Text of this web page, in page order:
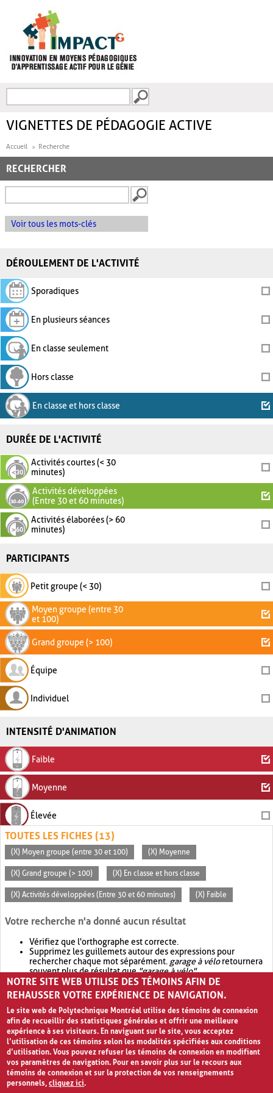
FORMULAIRE DE
VIGNETTES DE PÉDAGOGIE ACTIVE
Accueil Recherche
RECHERCHER
Voir tous les mots-clés
DÉROULEMENT DE L'ACTIVITÉ
Sporadiques
En plusieurs séances
En classe seulement
Hors classe
En classe et hors classe
DURÉE DE L'ACTIVITÉ
Activités courtes (< 30
minutes)
Activités développées
(Entre 30 et 60 minutes)
Activités élaborées (> 60
minutes)
PARTICIPANTS
Petit groupe (< 30)
Moyen groupe (entre 30
et 100)
Grand groupe (> 100)
Équipe
Individuel
INTENSITÉ D'ANIMATION
Faible
Moyenne
Élevée
TOUTES LES FICHES (13)
(X) Moyen groupe (entre 30 et 100) (X) Moyenne
(X) Grand groupe (> 100) (X) En classe et hors classe
(X) Activités développées (Entre 30 et 60 minutes) (X) Faible
Votre recherche n'a donné aucun résultat
Vérifiez que l'orthographe est correcte.
Supprimez les guillemets autour des expressions pour
rechercher chaque mot séparément. garage à véloretournera
souvent plus de résultat que"garage à vélo".
Envisagez d'élargir votre recherche avec OR.garage OR vélo
retournera souvent plus de résultat quegarage à vélo
NOTRE SITE WEB UTILISE DES TÉMOINS AFIN DE
REHAUSSER VOTRE EXPÉRIENCE DE NAVIGATION.
Le site web de Polytechnique Montréal utilise des témoins de connexion
afin de recueillir des statistiques générales et offrir une meilleure
expérience à ses visiteurs. En naviguant sur le site, vous acceptez
l’utilisation de ces témoins selon les modalités spécifiées aux conditions
d’utilisation. Vous pouvez refuser les témoins de connexion en modifiant
vos paramètres de navigation. Pour en savoir plus sur le recours aux
témoins de connexion et sur la protection de vos renseignements
personnels,cliquez ici.